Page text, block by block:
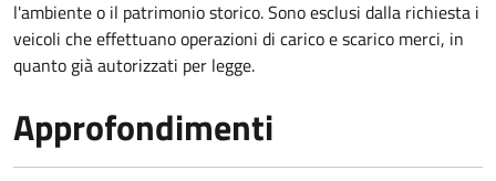
l'ambiente o il patrimonio storico. Sono esclusi dalla richiesta i
veicoli che effettuano operazioni di carico e scarico merci, in
quanto già autorizzati per legge.
Approfondimenti